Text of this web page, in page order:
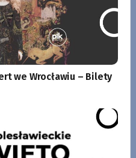
we Wrocławiu – Bilety